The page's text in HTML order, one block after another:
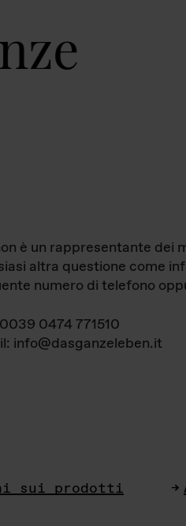
anz
è un rappresentante dei
altra questione come
numero di telefono
0474 771510
info@dasganzeleben.it
sui prodotti